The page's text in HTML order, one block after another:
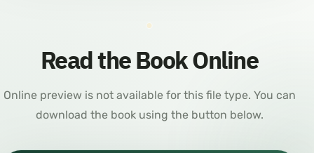
Read the Book Online
Online preview is not available for this file type. You can
download the book using the button below.